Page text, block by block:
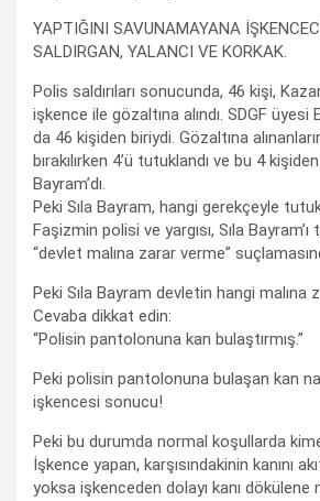
YAPTIĞINI SAVUNAMAYANA
SALDIRGAN, YALANCI VE KORKAK.
Polis saldırıları sonucunda, 46 kişi,
işkence ile gözaltına alındı. SDGF üyesi
da 46 kişiden biriydi. Gözaltına
bırakılırken 4’ü tutuklandı ve bu 4
Bayram’dı.
Peki Sıla Bayram, hangi gerekçeyle
Faşizmin polisi ve yargısı, Sıla
“devlet malına zarar verme”
Peki Sıla Bayram devletin hangi malına
Cevaba dikkat edin:
“Polisin pantolonuna kan bulaştırmış.”
Peki polisin pantolonuna bulaşan kan
işkencesi sonucu!
Peki bu durumda normal koşullarda
İşkence yapan, karşısındakinin kanını
yoksa işkenceden dolayı kanı dökülene